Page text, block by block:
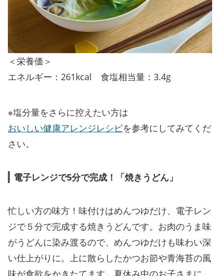
＜栄養価＞
エネルギー：261kcal 食塩相当量：3.4g
※塩分量をさらに控えたい方は
おいしい健康アレンジレシピを参考にしてみてくだ
さい。
電子レンジで5分で完成！「焼きうどん」
忙しい方の味方！味付けはめんつゆだけ、電子レン
ジで５分で完成する焼きうどんです。お肉のうま味
がうどんに染み渡るので、めんつゆだけも味わい深
い仕上がりに。上に散らしたかつお節や青海苔の風